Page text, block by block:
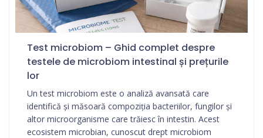
Test microbiom – Ghid complet despre
testele de microbiom intestinal și prețurile
lor
Un test microbiom este o analiză avansată care
identifică și măsoară compoziția bacteriilor, fungilor și
altor microorganisme care trăiesc în intestin. Acest
ecosistem microbian, cunoscut drept microbiom